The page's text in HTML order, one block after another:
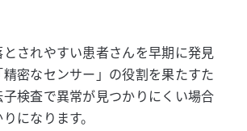
されやすい患者さんを早期に発見
密なセンサー」の役割を果たすた
検査で異常が見つかりにくい場合
になります。